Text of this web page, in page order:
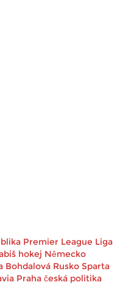
Premier League Liga
hokej Německo
Bohdalová Rusko Sparta
Praha česká politika